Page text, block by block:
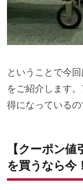
出典：楽天
ということで今
をご紹介します
得になっている
【クーポン
を買うなら今！